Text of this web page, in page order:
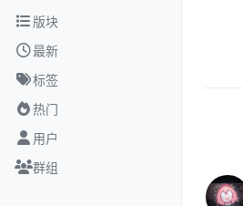
跳转至内容
版块
最新
标签
热门
用户
群组